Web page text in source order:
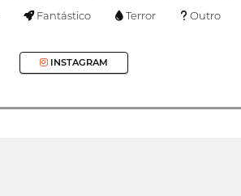
Fantástico Terror Outro
INSTAGRAM